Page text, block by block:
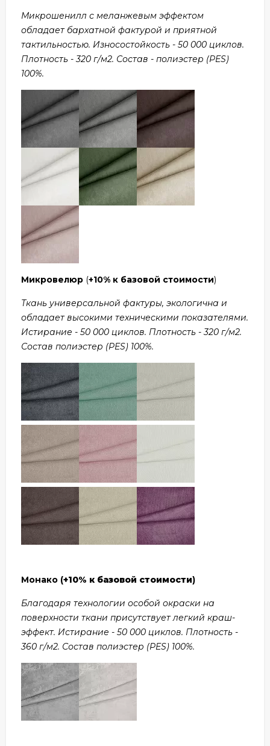
Микрошенилл с меланжевым эффектом
обладает бархатной фактурой и приятной
тактильностью. Износостойкость - 50 000 циклов.
Плотность - 320 г/м2. Состав - полиэстер (PES)
100%.
Микровелюр (+10% к базовой стоимости)
Ткань универсальной фактуры, экологична и
обладает высокими техническими показателями.
Истирание - 50 000 циклов. Плотность - 320 г/м2.
Состав полиэстер (PES) 100%.
Монако (+10% к базовой стоимости)
Благодаря технологии особой окраски на
поверхности ткани присутствует легкий краш-
эффект. Истирание - 50 000 циклов. Плотность -
360 г/м2. Состав полиэстер (PES) 100%.